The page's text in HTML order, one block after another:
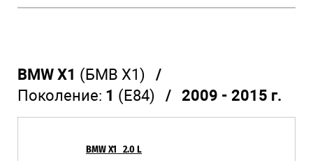
BMW X1 (БМВ Х1) /
Поколение: 1 (E84) / 2009 - 2015 г.
BMW X1 2.0 L